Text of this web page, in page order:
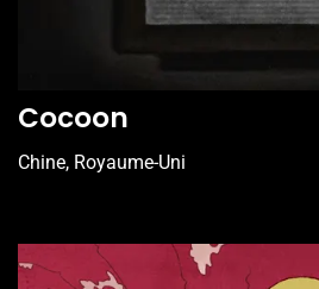
Cocoon
Chine, Royaume-Uni